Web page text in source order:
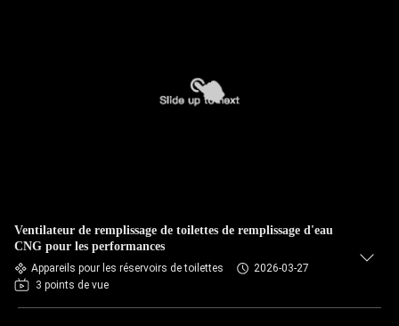
Ventilateur de remplissage de toilettes de remplissage d'eau
CNG pour les performances
Appareils pour les réservoirs de toilettes
2026-03-27
3 points de vue